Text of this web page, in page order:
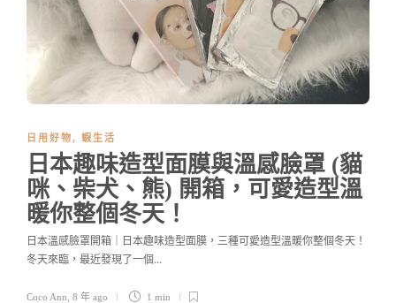
日用好物, 蝦生活
日本趣味造型面膜與溫感臉罩 (貓
咪、柴犬、熊) 開箱，可愛造型溫
暖你整個冬天！
日本溫感臉罩開箱｜日本趣味造型面膜，三種可愛造型溫暖你整個冬天！
冬天來臨，最近發現了一個…
Coco Ann 8 年 ago 1 min